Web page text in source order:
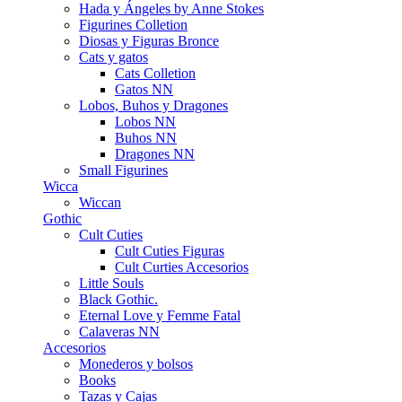
Hada y Ángeles by Anne Stokes
Figurines Colletion
Diosas y Figuras Bronce
Cats y gatos
Cats Colletion
Gatos NN
Lobos, Buhos y Dragones
Lobos NN
Buhos NN
Dragones NN
Small Figurines
Wicca
Wiccan
Gothic
Cult Cuties
Cult Cuties Figuras
Cult Curties Accesorios
Little Souls
Black Gothic.
Eternal Love y Femme Fatal
Calaveras NN
Accesorios
Monederos y bolsos
Books
Tazas y Cajas